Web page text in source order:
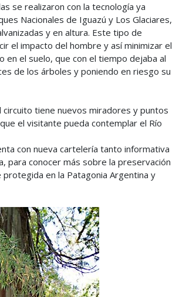
se realizaron con la tecnología ya
Nacionales de Iguazú y Los Glaciares,
y en altura. Este tipo de
el impacto del hombre y así minimizar el
en el suelo, que con el tiempo dejaba al
de los árboles y poniendo en riesgo su
circuito tiene nuevos miradores y puntos
el visitante pueda contemplar el Río
con nueva cartelería tanto informativa
para conocer más sobre la preservación
protegida en la Patagonia Argentina y